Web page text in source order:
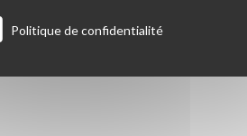
Politique de confidentialité